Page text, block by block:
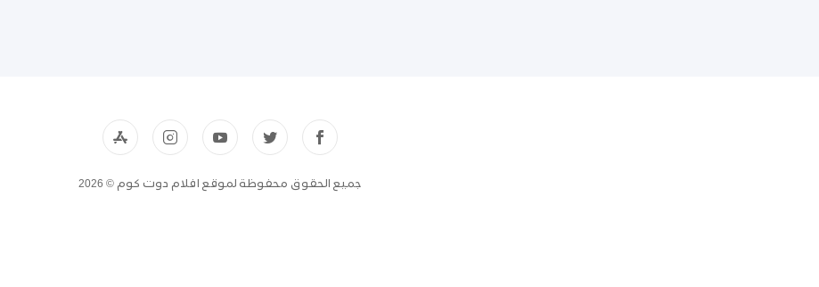
جميع الحقوق محفوظة لموقع افلام دوت كوم © 2026